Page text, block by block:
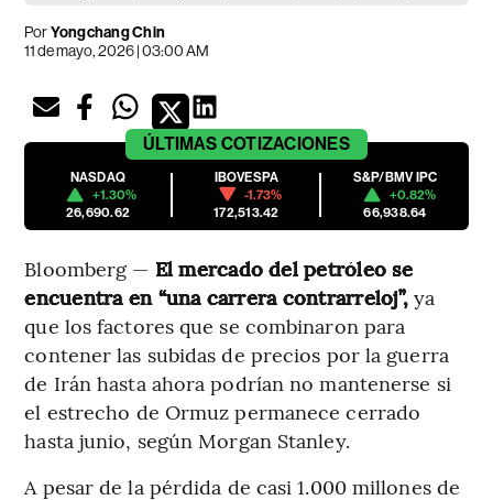
PorYongchang Chin
11 de mayo, 2026 | 03:00 AM
ÚLTIMAS COTIZACIONES
NASDAQ
+1.30%
26,690.62
IBOVESPA
-1.73%
172,513.42
S&P/BMV IPC
+0.82%
66,938.64
Bloomberg — El mercado del petróleo se
encuentra en “una carrera contrarreloj”, ya
que los factores que se combinaron para
contener las subidas de precios por la guerra
de Irán hasta ahora podrían no mantenerse si
el estrecho de Ormuz permanece cerrado
hasta junio, según Morgan Stanley.
A pesar de la pérdida de casi 1.000 millones de